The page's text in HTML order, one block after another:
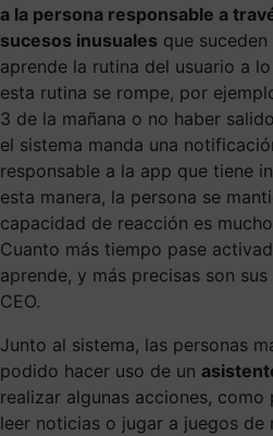
a la persona responsable a
sucesos inusuales que suceden
aprende la rutina del usuario a
esta rutina se rompe, por
3 de la mañana o no haber
el sistema manda una
responsable a la app que tiene
esta manera, la persona se
capacidad de reacción es
Cuanto más tiempo pase
aprende, y más precisas son
CEO.
Junto al sistema, las personas
podido hacer uso de un
realizar algunas acciones,
leer noticias o jugar a juegos de